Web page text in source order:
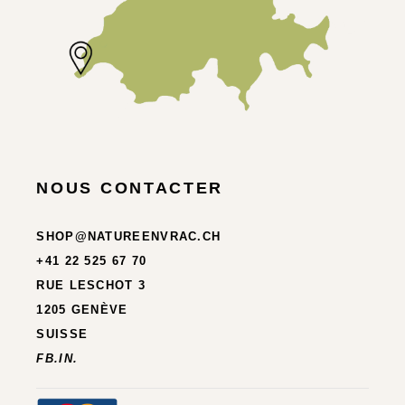
NOUS CONTACTER
SHOP@NATUREENVRAC.CH
+41 22 525 67 70
RUE LESCHOT 3
1205 GENÈVE
SUISSE
FB.IN.